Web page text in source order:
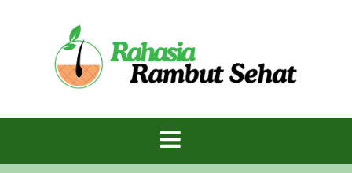
Rambut Sehat
Indah Alami!